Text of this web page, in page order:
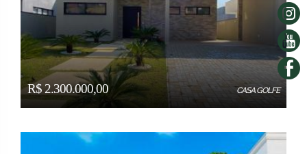
R$ 2.300.000,00 CASA GOLFE